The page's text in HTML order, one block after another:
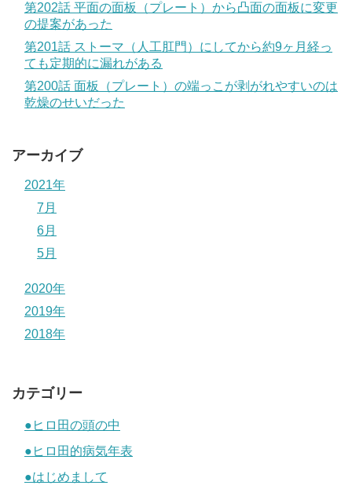
第202話 平面の面板（プレート）から凸面の面板に変更
の提案があった
第201話 ストーマ（人工肛門）にしてから約9ヶ月経っ
ても定期的に漏れがある
第200話 面板（プレート）の端っこが剥がれやすいのは
乾燥のせいだった
アーカイブ
2021年
7月
6月
5月
2020年
2019年
2018年
カテゴリー
●ヒロ田の頭の中
●ヒロ田的病気年表
●はじめまして